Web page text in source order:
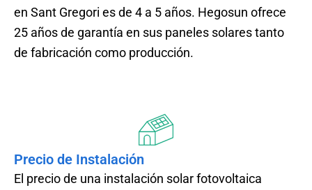
en Sant Gregori es de 4 a 5 años. Hegosun ofrece
25 años de garantía en sus paneles solares tanto
de fabricación como producción.
Precio de Instalación
El precio de una instalación solar fotovoltaica